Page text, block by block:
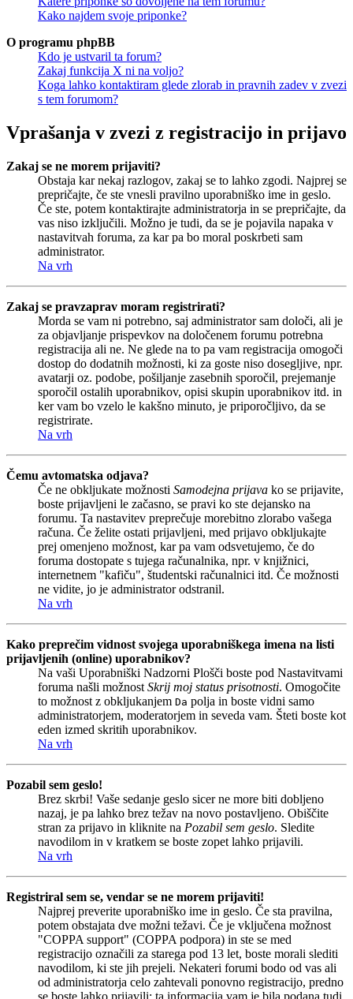
Kako najdem svoje priponke?
O programu phpBB
Kdo je ustvaril ta forum?
Zakaj funkcija X ni na voljo?
Koga lahko kontaktiram glede zlorab in pravnih zadev v zvezi
s tem forumom?
Vprašanja v zvezi z registracijo in prijavo
Zakaj se ne morem prijaviti?
Obstaja kar nekaj razlogov, zakaj se to lahko zgodi. Najprej se
prepričajte, če ste vnesli pravilno uporabniško ime in geslo.
Če ste, potem kontaktirajte administratorja in se prepričajte, da
vas niso izključili. Možno je tudi, da se je pojavila napaka v
nastavitvah foruma, za kar pa bo moral poskrbeti sam
administrator.
Na vrh
Zakaj se pravzaprav moram registrirati?
Morda se vam ni potrebno, saj administrator sam določi, ali je
za objavljanje prispevkov na določenem forumu potrebna
registracija ali ne. Ne glede na to pa vam registracija omogoči
dostop do dodatnih možnosti, ki za goste niso dosegljive, npr.
avatarji oz. podobe, pošiljanje zasebnih sporočil, prejemanje
sporočil ostalih uporabnikov, opisi skupin uporabnikov itd. in
ker vam bo vzelo le kakšno minuto, je priporočljivo, da se
registrirate.
Na vrh
Čemu avtomatska odjava?
Če ne obkljukate možnosti Samodejna prijava ko se prijavite,
boste prijavljeni le začasno, se pravi ko ste dejansko na
forumu. Ta nastavitev preprečuje morebitno zlorabo vašega
računa. Če želite ostati prijavljeni, med prijavo obkljukajte
prej omenjeno možnost, kar pa vam odsvetujemo, če do
foruma dostopate s tujega računalnika, npr. v knjižnici,
internetnem "kafiču", študentski računalnici itd. Če možnosti
ne vidite, jo je administrator odstranil.
Na vrh
Kako preprečim vidnost svojega uporabniškega imena na listi
prijavljenih (online) uporabnikov?
Na vaši Uporabniški Nadzorni Plošči boste pod Nastavitvami
foruma našli možnost Skrij moj status prisotnosti. Omogočite
to možnost z obkljukanjem Da polja in boste vidni samo
administratorjem, moderatorjem in seveda vam. Šteti boste kot
eden izmed skritih uporabnikov.
Na vrh
Pozabil sem geslo!
Brez skrbi! Vaše sedanje geslo sicer ne more biti dobljeno
nazaj, je pa lahko brez težav na novo postavljeno. Obiščite
stran za prijavo in kliknite na Pozabil sem geslo. Sledite
navodilom in v kratkem se boste zopet lahko prijavili.
Na vrh
Registriral sem se, vendar se ne morem prijaviti!
Najprej preverite uporabniško ime in geslo. Če sta pravilna,
potem obstajata dve možni težavi. Če je vključena možnost
"COPPA support" (COPPA podpora) in ste se med
registracijo označili za starega pod 13 let, boste morali slediti
navodilom, ki ste jih prejeli. Nekateri forumi bodo od vas ali
od administratorja celo zahtevali ponovno registracijo, predno
se boste lahko prijavili; ta informacija vam je bila podana tudi